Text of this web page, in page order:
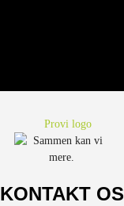
KONTAKT OS